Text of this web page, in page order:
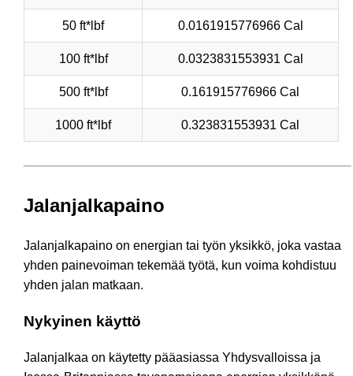
50 ft*lbf 0.0161915776966 Cal
100 ft*lbf 0.0323831553931 Cal
500 ft*lbf 0.161915776966 Cal
1000 ft*lbf 0.323831553931 Cal
Jalanjalkapaino
Jalanjalkapaino on energian tai työn yksikkö, joka vastaa
yhden painevoiman tekemää työtä, kun voima kohdistuu
yhden jalan matkaan.
Nykyinen käyttö
Jalanjalkaa on käytetty pääasiassa Yhdysvalloissa ja